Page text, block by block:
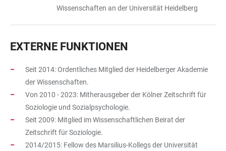
Wissenschaften an der Universität Heidelberg
EXTERNE FUNKTIONEN
Seit 2014: Ordentliches Mitglied der Heidelberger Akademie
der Wissenschaften.
Von 2010 - 2023: Mitherausgeber der Kölner Zeitschrift für
Soziologie und Sozialpsychologie.
Seit 2009: Mitglied im Wissenschaftlichen Beirat der
Zeitschrift für Soziologie.
2014/2015: Fellow des Marsilius-Kollegs der Universität